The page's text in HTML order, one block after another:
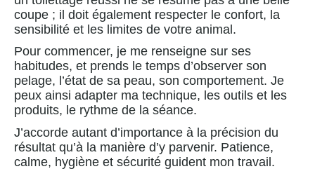
coupe ; il doit également respecter le confort, la
sensibilité et les limites de votre animal.
Pour commencer, je me renseigne sur ses
habitudes, et prends le temps d’observer son
pelage, l’état de sa peau, son comportement. Je
peux ainsi adapter ma technique, les outils et les
produits, le rythme de la séance.
J’accorde autant d’importance à la précision du
résultat qu’à la manière d’y parvenir. Patience,
calme, hygiène et sécurité guident mon travail.